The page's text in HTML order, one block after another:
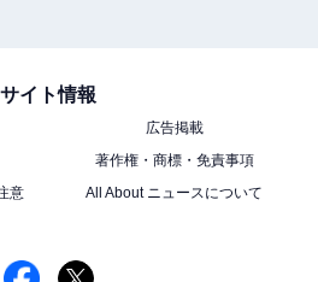
）／148票
サイト情報
広告掲載
著作権・商標・免責事項
意
All About ニュースについて